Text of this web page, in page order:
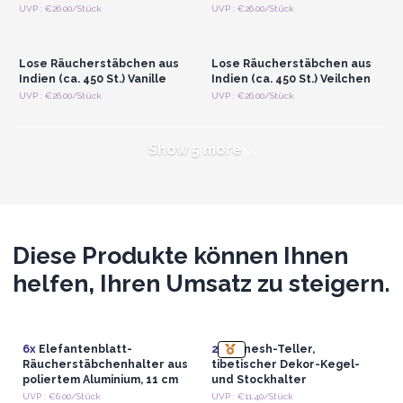
UVP : €26.00/Stück UVP : €26.00/Stück
Anmelden oder
Lose Räucherstäbchen aus
Indien (ca. 450 St.) Vanille
UVP : €26.00/Stück
Anmelden oder
Lose Räucherstäbchen aus
Indien (ca. 450 St.) Veilchen
UVP : €26.00/Stück
Show 5 more
Diese Produkte können Ihnen
helfen, Ihren Umsatz zu steigern.
6xElefantenblatt-
Räucherstäbchenhalter aus
poliertem Aluminium, 11 cm
UVP : €6.00/Stück
2x Ganesh-Teller,
tibetischer Dekor-Kegel-
und Stockhalter
UVP : €11.40/Stück